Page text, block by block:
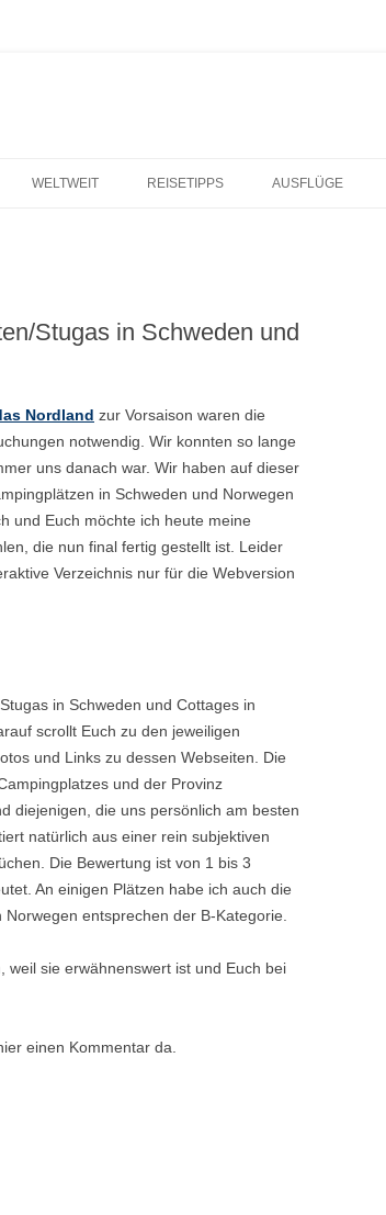
WELTWEIT REISETIPPS AUSFLÜGE
Stugas in Schweden und
Nordland zur Vorsaison waren die
notwendig. Wir konnten so lange
uns danach war. Wir haben auf dieser
in Schweden und Norwegen
und Euch möchte ich heute meine
die nun final fertig gestellt ist. Leider
Verzeichnis nur für die Webversion
in Schweden und Cottages in
scrollt Euch zu den jeweiligen
und Links zu dessen Webseiten. Die
und der Provinz
diejenigen, die uns persönlich am besten
natürlich aus einer rein subjektiven
Die Bewertung ist von 1 bis 3
An einigen Plätzen habe ich auch die
entsprechen der B-Kategorie.
sie erwähnenswert ist und Euch bei
einen Kommentar da.